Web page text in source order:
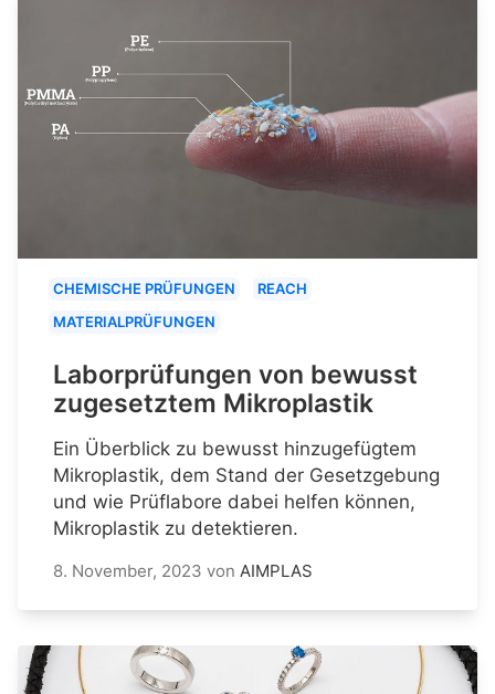
CHEMISCHE PRÜFUNGEN
REACH
MATERIALPRÜFUNGEN
Laborprüfungen von bewusst
zugesetztem Mikroplastik
Ein Überblick zu bewusst hinzugefügtem
Mikroplastik, dem Stand der Gesetzgebung
und wie Prüflabore dabei helfen können,
Mikroplastik zu detektieren.
8. November, 2023 von AIMPLAS